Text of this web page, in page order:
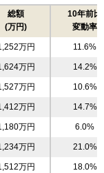
総額
(万円)
10年前比
変動率
万円 11.6%
万円 14.2%
万円 10.6%
万円 14.7%
万円 6.0%
万円 21.0%
万円 18.0%